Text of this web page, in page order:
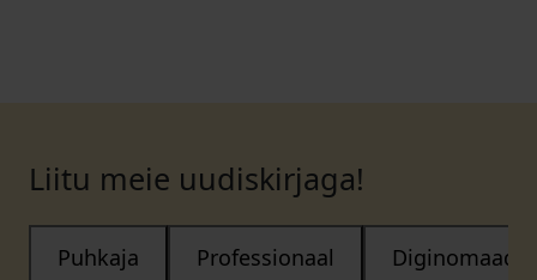
Liitu meie uudiskirjaga!
Puhkaja Professionaal Diginomaad